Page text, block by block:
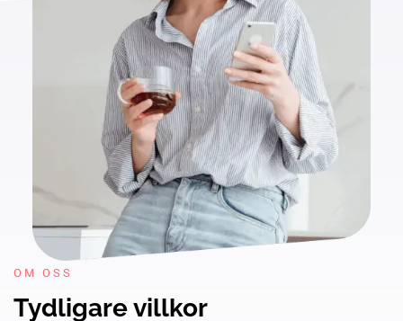
OM OSS
Tydligare villkor